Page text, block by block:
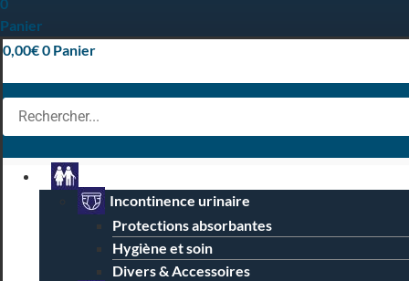
Panier
0,00€0 Panier
Incontinence urinaire
Protections absorbantes
Hygiène et soin
Divers & Accessoires